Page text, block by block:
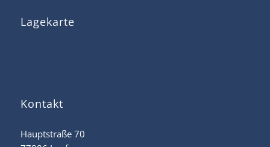
Lagekarte
Kontakt
Hauptstraße 70